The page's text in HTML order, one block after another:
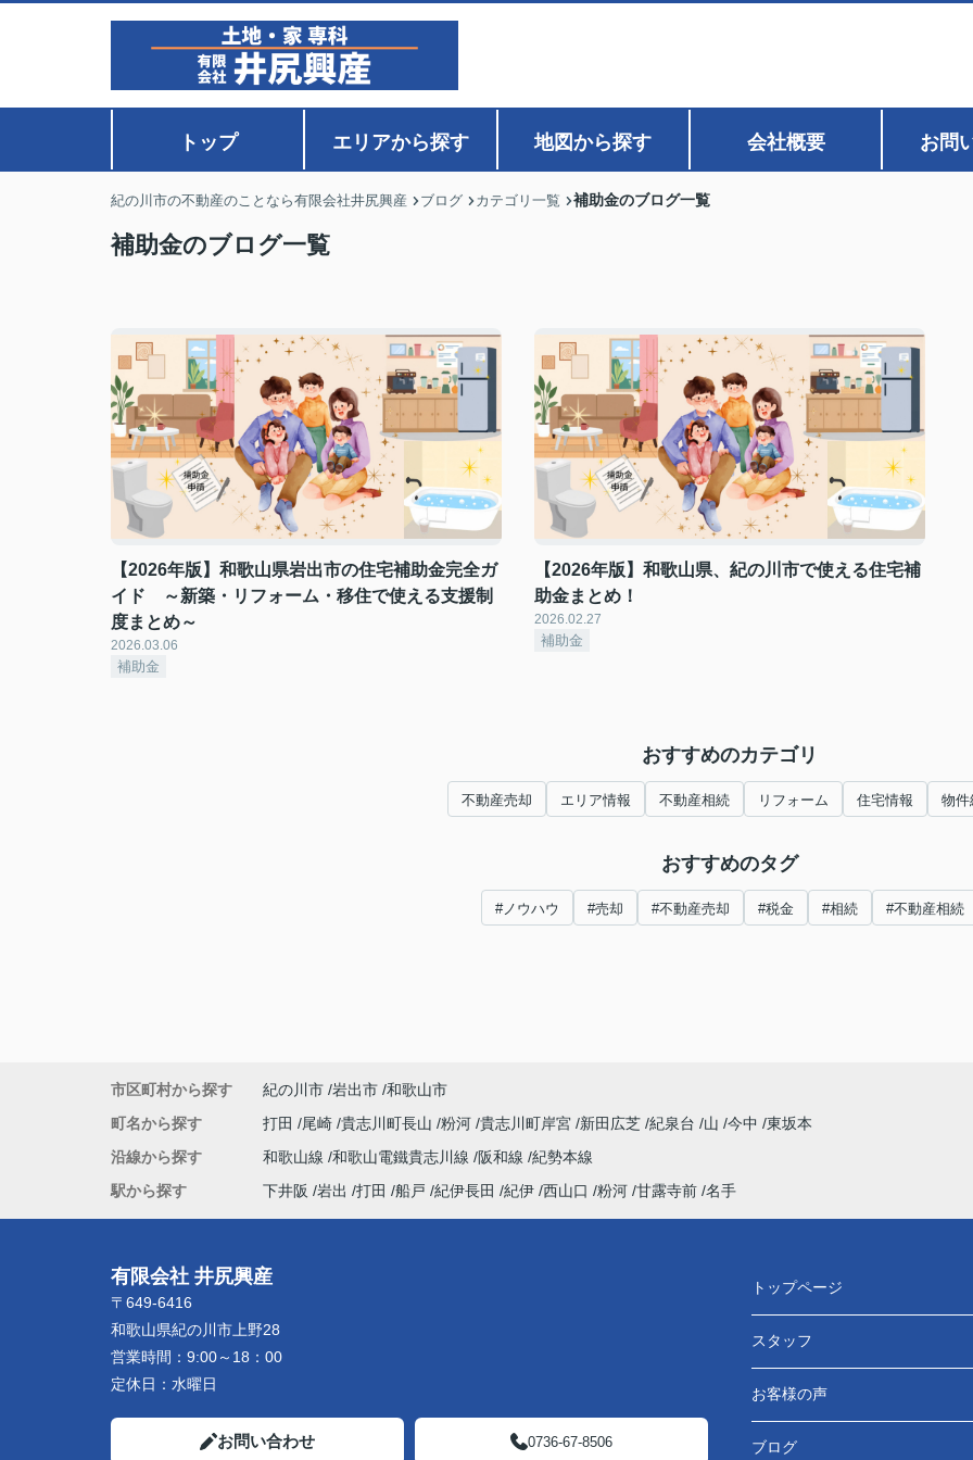
トップ エリアから探す 地図から探す 会社概要 お問
紀の川市の不動産のことなら有限会社井尻興産 ブログ カテゴリ一覧 補助金のブログ一覧
補助金のブログ一覧
【2026年版】和歌山県岩出市の住宅補助金完全ガ
イド ～新築・リフォーム・移住で使える支援制
度まとめ～
2026.03.06
補助金
【2026年版】和歌山県、紀の川市で使える住宅補
助金まとめ！
2026.02.27
補助金
おすすめのカテゴリ
不動産売却 エリア情報 不動産相続 リフォーム 住宅情報 物件
おすすめのタグ
#ノウハウ #売却 #不動産売却 #税金 #相続 #不動産相続
市区町村から探す 紀の川市 岩出市 和歌山市
町名から探す
打田 尾崎 貴志川町長山 粉河 貴志川町岸宮 新田広芝 紀泉台 山 今中
東坂本
沿線から探す
和歌山線 和歌山電鐵貴志川線 阪和線 紀勢本線
駅から探す
下井阪 岩出 打田 船戸 紀伊長田 紀伊 西山口 粉河 甘露寺前 名手
有限会社 井尻興産
〒649-6416
和歌山県紀の川市上野28
営業時間： 9:00～18：00
定休日： 水曜日
お問い合わせ 0736-67-8506
トップページ
スタッフ
お客様の声
ブログ